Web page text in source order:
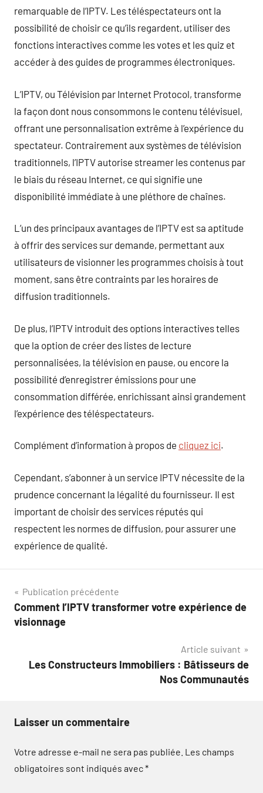
remarquable de l’IPTV. Les téléspectateurs ont la
possibilité de choisir ce qu’ils regardent, utiliser des
fonctions interactives comme les votes et les quiz et
accéder à des guides de programmes électroniques.
L’IPTV, ou Télévision par Internet Protocol, transforme
la façon dont nous consommons le contenu télévisuel,
offrant une personnalisation extrême à l’expérience du
spectateur. Contrairement aux systèmes de télévision
traditionnels, l’IPTV autorise streamer les contenus par
le biais du réseau Internet, ce qui signifie une
disponibilité immédiate à une pléthore de chaînes.
L’un des principaux avantages de l’IPTV est sa aptitude
à offrir des services sur demande, permettant aux
utilisateurs de visionner les programmes choisis à tout
moment, sans être contraints par les horaires de
diffusion traditionnels.
De plus, l’IPTV introduit des options interactives telles
que la option de créer des listes de lecture
personnalisées, la télévision en pause, ou encore la
possibilité d’enregistrer émissions pour une
consommation différée, enrichissant ainsi grandement
l’expérience des téléspectateurs.
Complément d’information à propos de cliquez ici.
Cependant, s’abonner à un service IPTV nécessite de la
prudence concernant la légalité du fournisseur. Il est
important de choisir des services réputés qui
respectent les normes de diffusion, pour assurer une
expérience de qualité.
Navigation
de
Publication précédente
Comment l’IPTV transformer votre expérience de
visionnage
Article suivant
Les Constructeurs Immobiliers : Bâtisseurs de
Nos Communautés
Laisser un commentaire
Votre adresse e-mail ne sera pas publiée. Les champs
obligatoires sont indiqués avec*